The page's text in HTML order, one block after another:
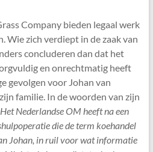
Company bieden legaal werk
Wie zich verdiept in de zaak van
concluderen dan dat het
en onrechtmatig heeft
gevolgen voor Johan van
familie. In de woorden van zijn
Het Nederlandse OM heeft na een
die de term koehandel
Johan, in ruil voor wat informatie